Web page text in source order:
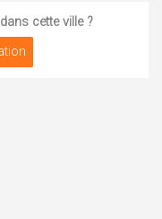
cette ville ?